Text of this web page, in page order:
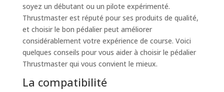
soyez un débutant ou un pilote expérimenté.
Thrustmaster est réputé pour ses produits de qualité,
et choisir le bon pédalier peut améliorer
considérablement votre expérience de course. Voici
quelques conseils pour vous aider à choisir le pédalier
Thrustmaster qui vous convient le mieux.
La compatibilité